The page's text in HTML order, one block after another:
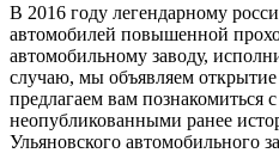
В 2016 году легендарному
автомобилей повышенной
автомобильному заводу,
случаю, мы объявляем
предлагаем вам
неопубликованными ранее
Ульяновского автомобильного